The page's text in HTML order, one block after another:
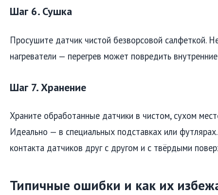
Шаг 6. Сушка
Просушите датчик чистой безворсовой салфеткой.
нагреватели — перегрев может повредить
Шаг 7. Хранение
Храните обработанные датчики в чистом, сухом
Идеально — в специальных подставках или
контакта датчиков друг с другом и с твёрдыми
Типичные ошибки и как их